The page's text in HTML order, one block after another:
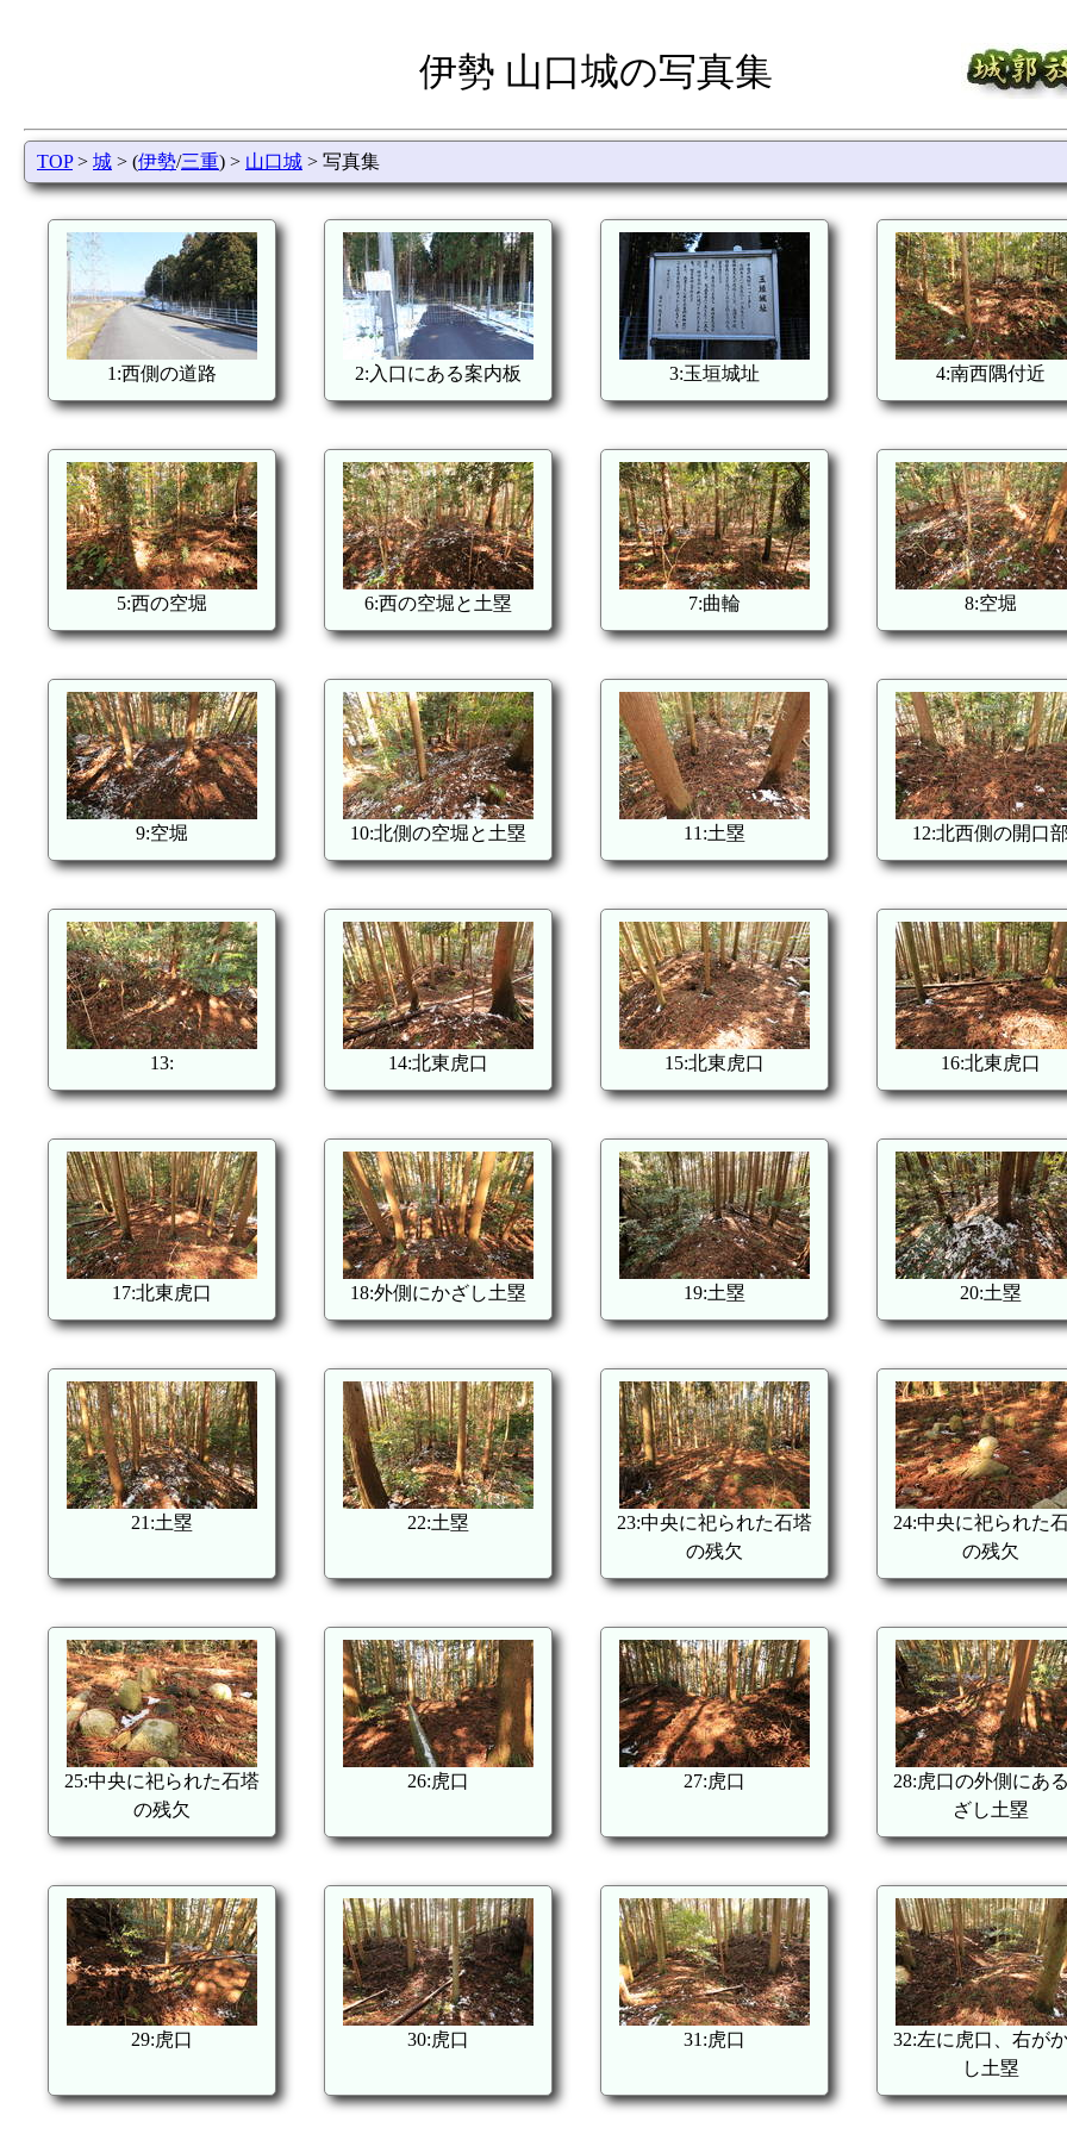
伊勢 山口城の写真集
TOP> 城 > (伊勢/三重) > 山口城 > 写真集
1:西側の道路 2:入口にある案内板 3:玉垣城址 4:南西隅付近
5:西の空堀 6:西の空堀と土塁 7:曲輪 8:空堀
9:空堀 10:北側の空堀と土塁 11:土塁 12:北西側の開口
13: 14:北東虎口 15:北東虎口 16:北東虎口
17:北東虎口 18:外側にかざし土塁 19:土塁 20:土塁
21:土塁 22:土塁
23:中央に祀られた石塔
の残欠
24:中央に祀られた
の残欠
25:中央に祀られた石塔
の残欠
26:虎口 27:虎口
28:虎口の外側にあ
ざし土塁
29:虎口 30:虎口 31:虎口
32:左に虎口、右が
し土塁